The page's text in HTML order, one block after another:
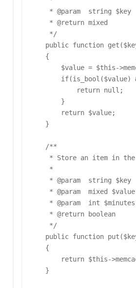
     * @param  string $key
     * @return mixed
     */
public function
    {
$value = $this-
if(is_bool($value)
            return null;
        }
        return $value;
    }
    /**
* Store an item in
     *
     * @param  string $key
     * @param  mixed $value
     * @param  int $minutes
     * @return boolean
     */
public function
    {
return $this-
    }